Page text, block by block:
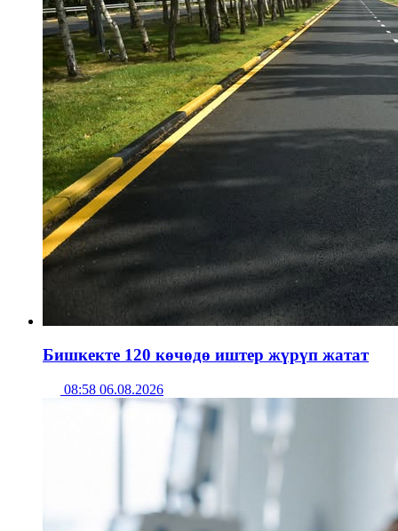
Бишкекте 120 көчөдө иштер жүрүп жатат
08:58 06.08.2026